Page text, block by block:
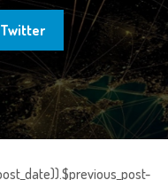
Twitter